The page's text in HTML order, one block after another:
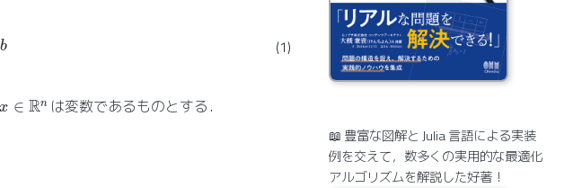
📖 豊富な図解と Julia 言語による実装
例を交えて，数多くの実用的な最適化
アルゴリズムを解説した好著！
(1)
x∈R n は変数であるものとする．